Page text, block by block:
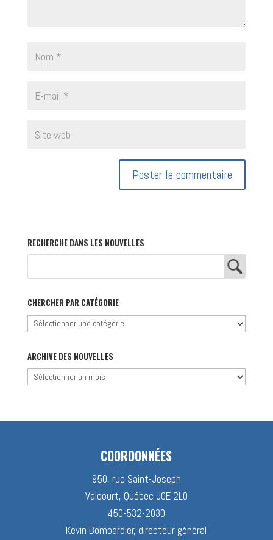
RECHERCHE DANS LES NOUVELLES
CHERCHER PAR CATÉGORIE
Chercher
catégorie
ARCHIVE DES NOUVELLES
Archive
COORDONNÉES
950, rue Saint-Joseph
Valcourt, Québec J0E 2L0
450-532-2030
Kevin Bombardier, directeur général